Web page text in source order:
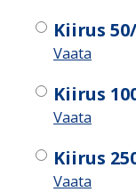
Kiirus
Vaata
Kiirus
Vaata
Kiirus
Vaata